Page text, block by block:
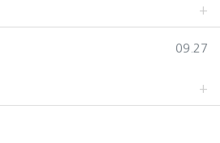
등록일
09.27